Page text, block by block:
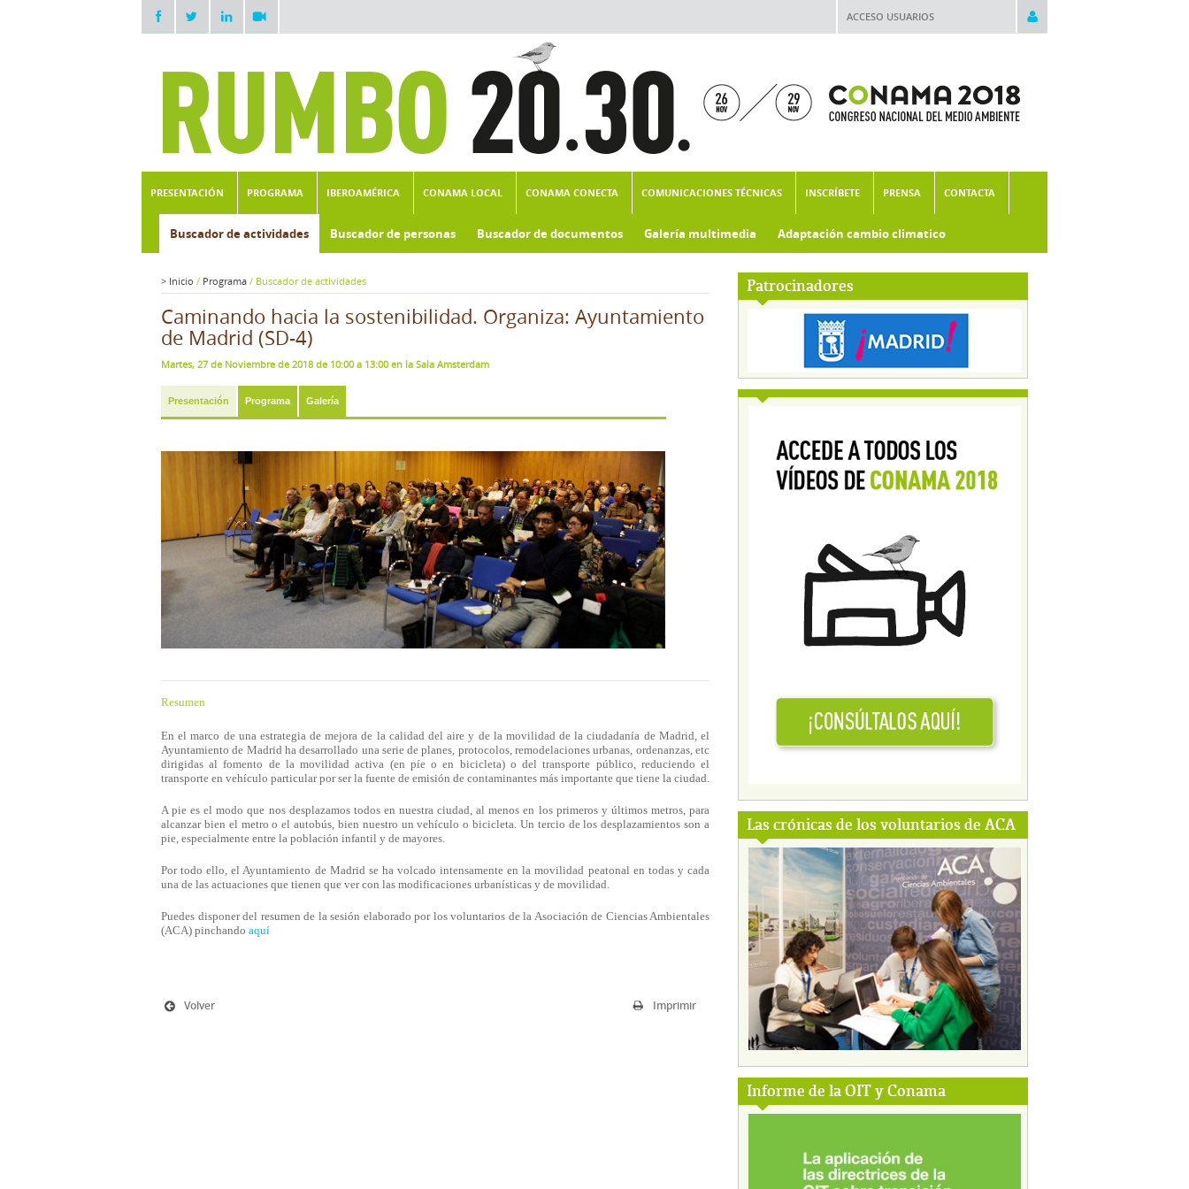
ACCESO USUARIOS
PRESENTACIÓN PROGRAMA IBEROAMÉRICA CONAMA LOCAL CONAMA CONECTA COMUNICACIONES TÉCNICAS INSCRÍBETE PRENSA CONTACTA
Buscador de actividades Buscador de personas Buscador de documentos Galería multimedia Adaptación cambio climatico
Patrocinadores
Las crónicas de los voluntarios de ACA
Informe de la OIT y Conama
> Inicio / Programa / Buscador de actividades
Caminando hacia la sostenibilidad. Organiza: Ayuntamiento
de Madrid (SD-4)
Martes, 27 de Noviembre de 2018 de 10:00 a 13:00 en la Sala Amsterdam
Presentación Programa Galería
Resumen
En el marco de una estrategia de mejora de la calidad del aire y de la movilidad de la ciudadanía de Madrid, el
Ayuntamiento de Madrid ha desarrollado una serie de planes, protocolos, remodelaciones urbanas, ordenanzas, etc
dirigidas al fomento de la movilidad activa (en píe o en bicicleta) o del transporte público, reduciendo el
transporte en vehículo particular por ser la fuente de emisión de contaminantes más importante que tiene la ciudad.
A pie es el modo que nos desplazamos todos en nuestra ciudad, al menos en los primeros y últimos metros, para
alcanzar bien el metro o el autobús, bien nuestro un vehículo o bicicleta. Un tercio de los desplazamientos son a
pie, especialmente entre la población infantil y de mayores.
Por todo ello, el Ayuntamiento de Madrid se ha volcado intensamente en la movilidad peatonal en todas y cada
una de las actuaciones que tienen que ver con las modificaciones urbanísticas y de movilidad.
Puedes disponer del resumen de la sesión elaborado por los voluntarios de la Asociación de Ciencias Ambientales
(ACA) pinchando aquí
Imprimir
Volver